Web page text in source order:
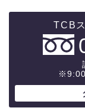
※9:00